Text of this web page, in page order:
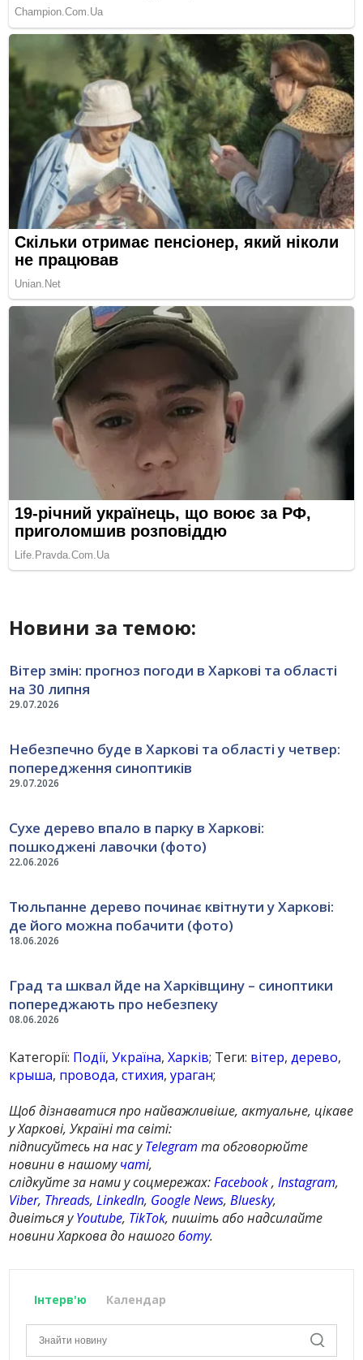
Новини за темою:
29.07.2026
Вітер змін: прогноз погоди в Харкові та області
на 30 липня
29.07.2026
Небезпечно буде в Харкові та області у четвер:
попередження синоптиків
22.06.2026
Сухе дерево впало в парку в Харкові:
пошкоджені лавочки (фото)
18.06.2026
Тюльпанне дерево починає квітнути у Харкові:
де його можна побачити (фото)
08.06.2026
Град та шквал йде на Харківщину – синоптики
попереджають про небезпеку
Категорії: Події,Україна,Харків; Теги: вітер,дерево,
крыша, провода,стихия,ураган;
Щоб дізнаватися про найважливіше, актуальне, цікаве
у Харкові, Україні та світі:
підписуйтесь на нас уTelegram та обговорюйте
новини в нашомучаті,
слідкуйте за нами у соцмережах:Facebook,Instagram,
Viber, Threads,LinkedIn, Google News,Bluesky,
дивіться уYoutube, TikTok, пишіть або надсилайте
новини Харкова до нашогоботу.
Інтерв'ю Календар